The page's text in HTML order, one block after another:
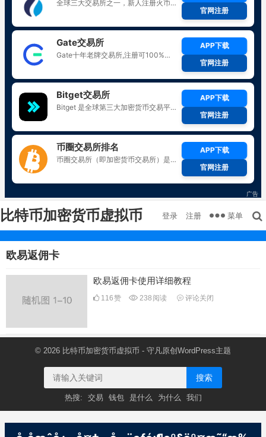
比特币加密货币虚拟币 登录 注册 菜单
欧易返佣卡
欧易返佣卡使用详细教程
116赞 238 阅读 评论关闭
© 2026 比特币加密货币虚拟币 - 守凡原创 WordPress主题
搜索
热搜: 交易 钱包 是什么 为什么 我们